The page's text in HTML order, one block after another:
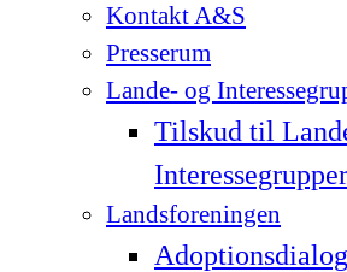
Kontakt A&S
Presserum
Lande- og
Tilskud til
Interessegrupper
Landsforeningen